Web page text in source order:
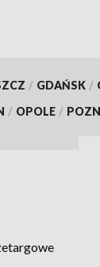
/ GDAŃSK /
/ OPOLE /